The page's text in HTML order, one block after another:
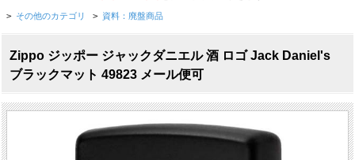
> その他のカテゴリ > 資料：廃盤商品
Zippo ジッポー ジャックダニエル 酒 ロゴ Jack Daniel's
ブラックマット 49823 メール便可